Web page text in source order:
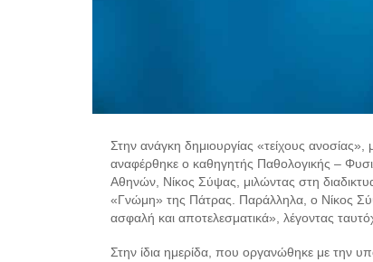
Στην ανάγκη δημιουργίας «τείχους
αναφέρθηκε ο καθηγητής Παθολογικής –
Αθηνών, Νίκος Σύψας, μιλώντας στη
«Γνώμη» της Πάτρας. Παράλληλα, ο Νίκος
ασφαλή και αποτελεσματικά», λέγοντας
Στην ίδια ημερίδα, που οργανώθηκε με την